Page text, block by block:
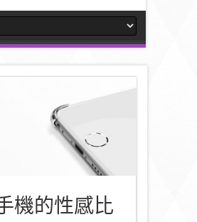
機的性感比